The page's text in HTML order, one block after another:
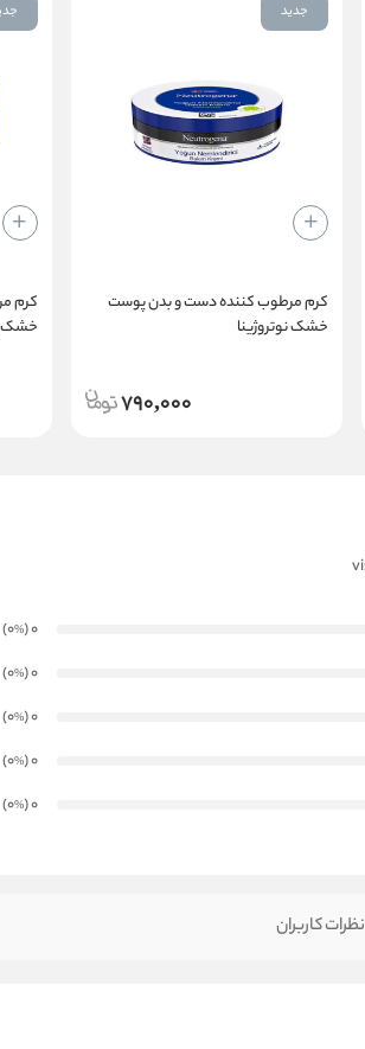
جدید
کرم مرطوب کننده دست و بدن پوست
خشک نوتروژینا
790,000
کرم
خشک
0
(0
%
)
0
(0
%
)
0
(0
%
)
0
(0
%
)
0
(0
%
)
نظرات کاربران